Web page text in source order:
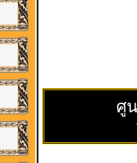
ศู